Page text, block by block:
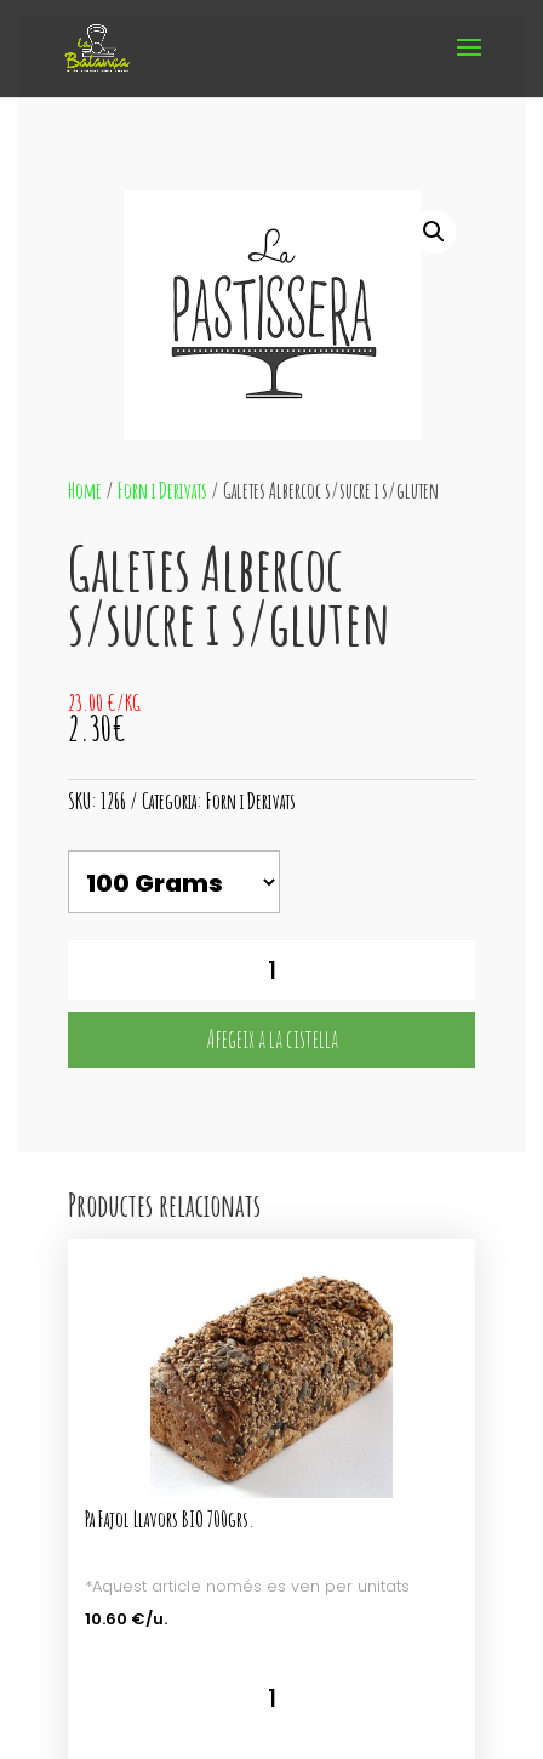
Home /Forn i Derivats / Galetes Albercoc s/sucre i s/gluten
Galetes Albercoc
s/sucre i s/gluten
23.00 €/KG
2.30€
SKU:1266 Categoria:Forn i Derivats
Galetes
Afegeix a la cistella
Productes relacionats
Pa Fajol Llavors BIO 700grs.
*Aquest article només es ven per unitats
10.60 €/u.